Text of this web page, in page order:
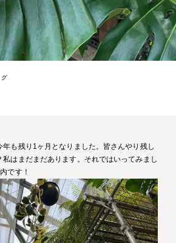
年も残り1ヶ月となりました。皆さんやり残し
はまだまだあります。それではいってみまし
です！